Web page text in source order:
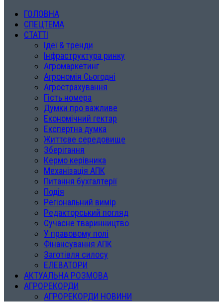
ГОЛОВНА
СПЕЦТЕМА
СТАТТІ
Ідеї & тренди
Інфраструктура ринку
Агромаркетинг
Агрономія Сьогодні
Агрострахування
Гість номера
Думки про важливе
Економічний гектар
Експертна думка
Життєве середовище
Зберігання
Кермо керівника
Механізація АПК
Питання бухгалтерії
Подія
Регіональний вимір
Редакторський погляд
Сучасне тваринництво
У правовому полі
Фінансування АПК
Заготівля силосу
ЕЛЕВАТОРИ
АКТУАЛЬНА РОЗМОВА
АГРОРЕКОРДИ
АГРОРЕКОРДИ НОВИНИ